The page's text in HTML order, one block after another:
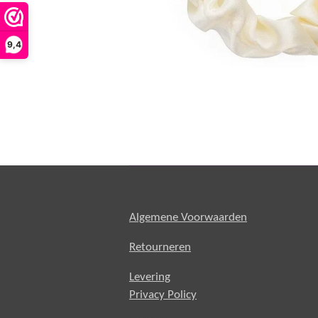
9,4
Algemene Voorwaarden
Retourneren
Levering
Privacy Policy